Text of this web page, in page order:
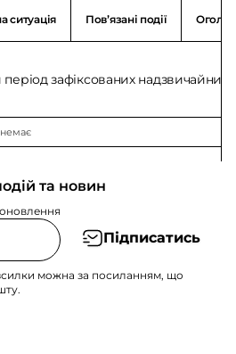
ситуація Повʼязані події
зафіксованих надзвичайних
та новин
Підписатись
можна за посиланням, що